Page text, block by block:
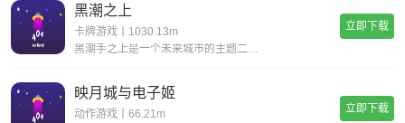
黑潮之上
卡牌游戏丨1030.13m
黑潮手之上是一个未来城市的主题二次元题材游戏,游戏背景设置在穿过时间和空间的未来,多样的地图关卡,令人紧张兴奋的冒险随机事件,战斗丰富的回合制策略组合二次元玩法,让你感受不一样的高自由度卡牌游戏,快点来下载黑潮之上进行体验吧!《黑潮之上》游
立即下载
映月城与电子姬
动作游戏丨66.21m
立即下载